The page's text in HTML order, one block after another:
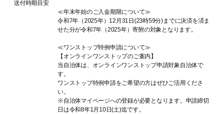
送付時期目安
≪年末年始のご入金期限について≫
令和7年（2025年）12月31日(23時59分)までに決済を済ま
せた分が令和7年（2025年）寄附の対象となります。
≪ワンストップ特例申請について≫
【オンラインワンストップのご案内】
当自治体は、オンラインワンストップ申請対象自治体で
す。
ワンストップ特例申請をご希望の方はぜひご活用くださ
い。
※自治体マイページへの登録が必要となります。申請締切
日は令和8年1月10日(土)迄です。